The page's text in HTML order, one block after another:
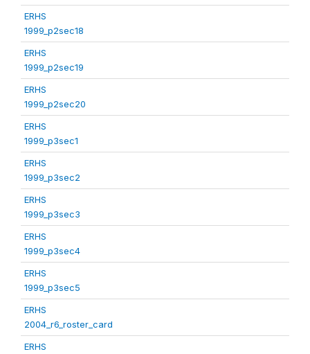
ERHS
1999_p2sec18
ERHS
1999_p2sec19
ERHS
1999_p2sec20
ERHS
1999_p3sec1
ERHS
1999_p3sec2
ERHS
1999_p3sec3
ERHS
1999_p3sec4
ERHS
1999_p3sec5
ERHS
2004_r6_roster_card
ERHS